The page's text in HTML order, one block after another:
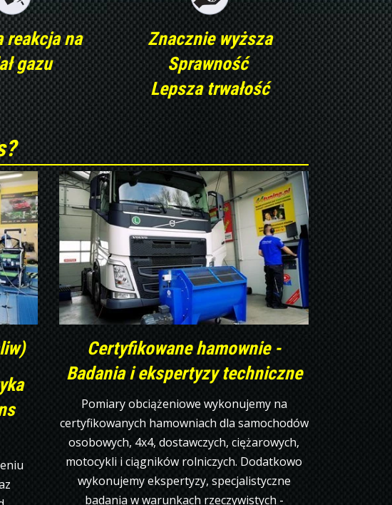
reakcja na
gazu
Znacznie wyższa
Sprawność
Lepsza trwałość
Certyfikowane hamownie -
Badania i ekspertyzy techniczne
Pomiary obciążeniowe wykonujemy na
certyfikowanych hamowniach dla samochodów
osobowych, 4x4, dostawczych, ciężarowych,
motocykli i ciągników rolniczych. Dodatkowo
wykonujemy ekspertyzy, specjalistyczne
badania w warunkach rzeczywistych -